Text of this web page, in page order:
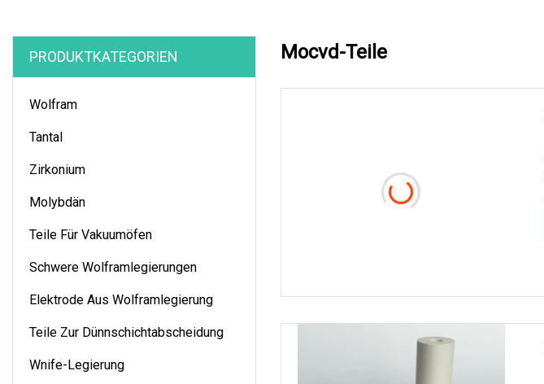
PRODUKTKATEGORIEN
Wolfram
Tantal
Zirkonium
Molybdän
Teile Für Vakuumöfen
Schwere Wolframlegierungen
Elektrode Aus Wolframlegierung
Teile Zur Dünnschichtabscheidung
Wnife-Legierung
Mocvd-Teile